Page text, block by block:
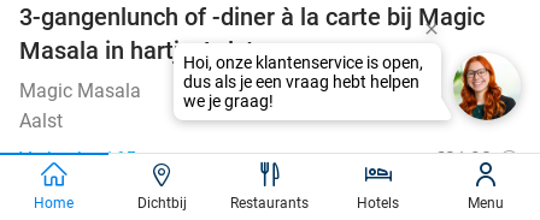
38%
3-gangenlunch of -diner à la carte bij Magic
Masala in hartje Aalst
Magic Masala 9.9star
Aalst
Verkocht: 165
Regulier €31,90
€19
Home Dichtbij Restaurants Hotels Menu